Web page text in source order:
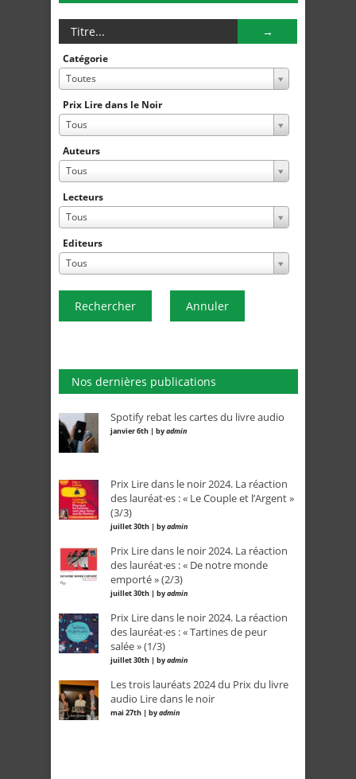
Catégorie
Toutes
Prix Lire dans le Noir
Tous
Auteurs
Tous
Lecteurs
Tous
Editeurs
Tous
Rechercher Annuler
Nos dernières publications
Spotify rebat les cartes du livre audio
janvier 6th | byadmin
Prix Lire dans le noir 2024. La réaction
des lauréat·es : « Le Couple et l’Argent »
(3/3)
juillet 30th | byadmin
Prix Lire dans le noir 2024. La réaction
des lauréat·es : « De notre monde
emporté » (2/3)
juillet 30th | byadmin
Prix Lire dans le noir 2024. La réaction
des lauréat·es : « Tartines de peur
salée » (1/3)
juillet 30th | byadmin
Les trois lauréats 2024 du Prix du livre
audio Lire dans le noir
mai 27th | byadmin